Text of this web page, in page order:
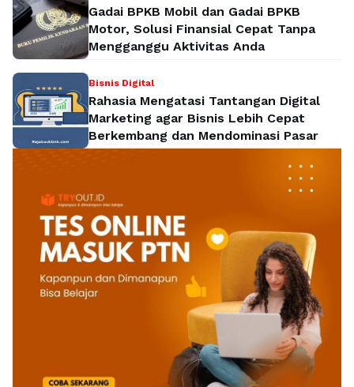
Gadai BPKB Mobil dan Gadai BPKB
Motor, Solusi Finansial Cepat Tanpa
Mengganggu Aktivitas Anda
Bisnis Digital
Rahasia Mengatasi Tantangan Digital
Marketing agar Bisnis Lebih Cepat
Berkembang dan Mendominasi Pasar